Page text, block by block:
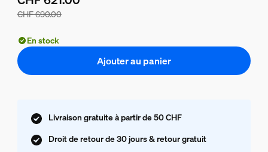
CHF 690.00
En stock
Ajouter au panier
Livraison gratuite à partir de 50 CHF
Droit de retour de 30 jours & retour gratuit